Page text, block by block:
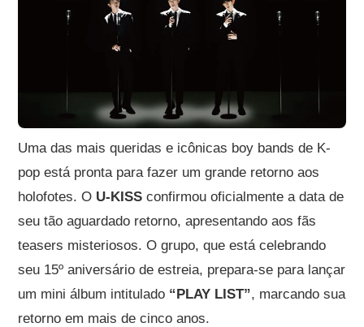
Uma das mais queridas e icônicas boy bands de K-
pop está pronta para fazer um grande retorno aos
holofotes. O U-KISS confirmou oficialmente a data de
seu tão aguardado retorno, apresentando aos fãs
teasers misteriosos. O grupo, que está celebrando
seu 15º aniversário de estreia, prepara-se para lançar
um mini álbum intitulado “PLAY LIST”, marcando sua
retorno em mais de cinco anos.